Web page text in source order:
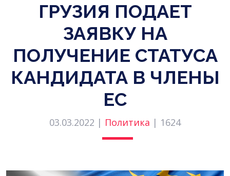
ГРУЗИЯ ПОДАЕТ
ЗАЯВКУ НА
ПОЛУЧЕНИЕ СТАТУСА
КАНДИДАТА В ЧЛЕНЫ
ЕС
03.03.2022 | Политика | 1624